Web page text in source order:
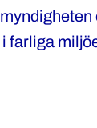
farliga